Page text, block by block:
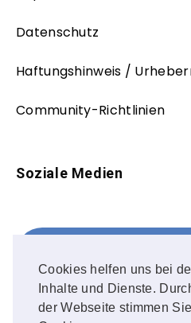
Cookies helfen uns bei
Inhalte und Dienste.
der Webseite stimmen
Datenschutz
Haftungshinweis /
Community-Richtlinien
Soziale Medien
FOLLOW ME!
Instagram